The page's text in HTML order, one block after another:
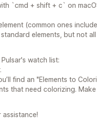
`cmd + shift + c` on
(common ones
elements, but not
watch list:
find an "Elements to
that need colorizing.